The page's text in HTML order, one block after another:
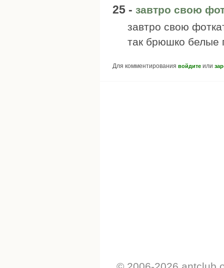
25 - завтро свою
завтро свою
так брюшко белые
Для комментирования войдите или